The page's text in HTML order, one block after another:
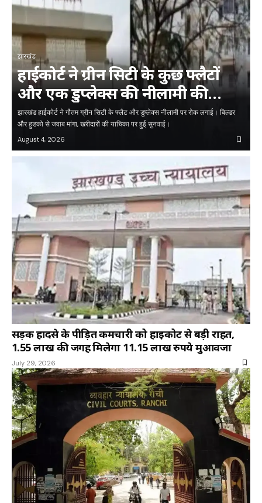
झारखंड
हाईकोर्ट ने ग्रीन सिटी के कुछ फ्लैटों
और एक डुप्लेक्स की नीलामी की
प्रक्रिया पर लगाई रोक, जानें क्या है पूरा
मामला
झारखंड हाईकोर्ट ने गौतम ग्रीन सिटी के फ्लैट और डुप्लेक्स नीलामी पर रोक लगाई। बिल्डर
और हुडको से जवाब मांगा, खरीदारों की याचिका पर हुई सुनवाई।
August 4, 2026
सड़क हादसे के पीड़ित कर्मचारी को हाईकोर्ट से बड़ी राहत,
1.55 लाख की जगह मिलेगा 11.15 लाख रुपये मुआवजा
July 29, 2026